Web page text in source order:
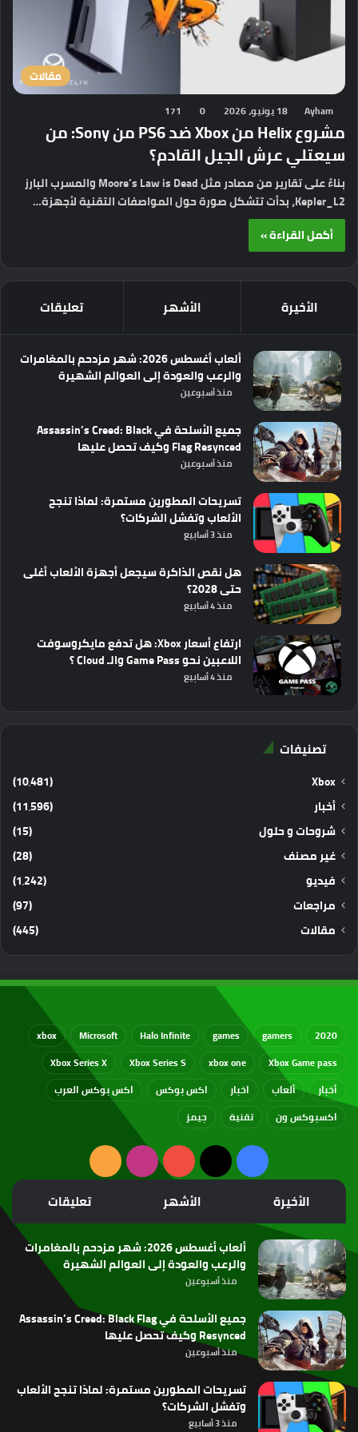
مقالات
Ayham 18 يونيو، 2026 0
171
مشروع Helix من Xbox ضد PS6 من Sony: من
سيعتلي عرش الجيل القادم؟
بناءً على تقارير من مصادر مثل Moore’s Law is Dead والمسرب البارز
Kepler_L2، بدأت تتشكل صورة حول المواصفات التقنية لأجهزة…
أكمل القراءة »
الأخيرة الأشهر تعليقات
ألعاب أغسطس 2026: شهر مزدحم بالمغامرات
والرعب والعودة إلى العوالم الشهيرة
منذ أسبوعين
جميع الأسلحة في Assassin’s Creed: Black
Flag Resynced وكيف تحصل عليها
منذ أسبوعين
تسريحات المطورين مستمرة: لماذا تنجح
الألعاب وتفشل الشركات؟
منذ 3 أسابيع
هل نقص الذاكرة سيجعل أجهزة الألعاب أغلى
حتى 2028؟
منذ 4 أسابيع
ارتفاع أسعار Xbox: هل تدفع مايكروسوفت
اللاعبين نحو Game Pass والـ Cloud ؟
منذ 4 أسابيع
تصنيفات
Xbox
(10٬481)
أخبار
(11٬596)
شروحات و حلول
(15)
غير مصنف
(28)
فيديو
(1٬242)
مراجعات
(97)
مقالات
(445)
2020
gamers
games
Halo Infinite
Microsoft
xbox
Xbox Game pass
xbox one
Xbox Series S
Xbox Series X
أخبار
ألعاب اخبار اكس بوكس
اكس بوكس العرب
اكسبوكس ون
تقنية جيمز
فيسبوك
‫X
‫YouTubeانستقرامملخص
الموقع
RSS
الأخيرة الأشهر تعليقات
ألعاب أغسطس 2026: شهر مزدحم بالمغامرات
والرعب والعودة إلى العوالم الشهيرة
منذ أسبوعين
جميع الأسلحة في Assassin’s Creed: Black Flag
Resynced وكيف تحصل عليها
منذ أسبوعين
تسريحات المطورين مستمرة: لماذا تنجح الألعاب
وتفشل الشركات؟
منذ 3 أسابيع